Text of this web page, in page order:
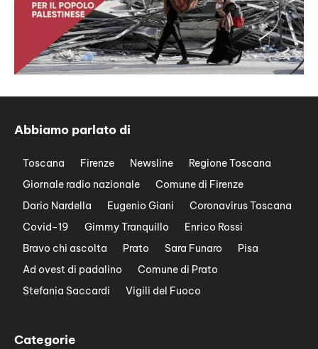
Abbiamo parlato di
Toscana Firenze Newsline
Regione Toscana
Giornale radio nazionale
Comune di Firenze
Dario Nardella
Eugenio Giani
Coronavirus Toscana
Covid-19
Gimmy Tranquillo
Enrico Rossi
Bravo chi ascolta
Prato Sara Funaro
Pisa
Ad ovest di padalino
Comune di Prato
Stefania Saccardi
Vigili del Fuoco
Categorie